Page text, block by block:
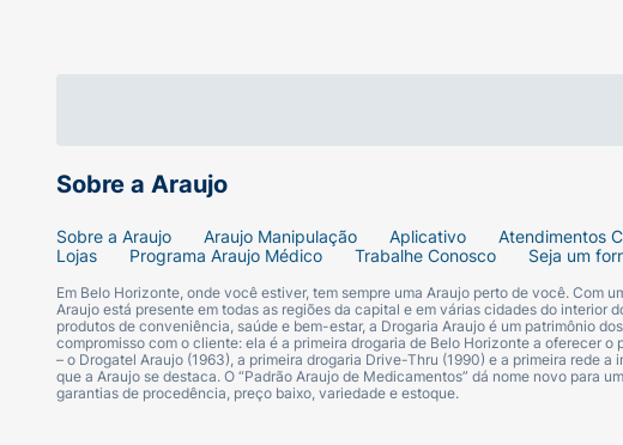
Sobre a Araujo
Sobre a Araujo Araujo Manipulação Aplicativo Atendimentos
Lojas
Programa Araujo Médico Trabalhe Conosco Seja um
Em Belo Horizonte, onde você estiver, tem sempre uma Araujo perto de você. Com
Araujo está presente em todas as regiões da capital e em várias cidades do interior
produtos de conveniência, saúde e bem-estar, a Drogaria Araujo é um patrimônio
compromisso com o cliente: ela é a primeira drogaria de Belo Horizonte a oferecer
– o Drogatel Araujo (1963), a primeira drogaria Drive-Thru (1990) e a primeira rede
que a Araujo se destaca. O “Padrão Araujo de Medicamentos” dá nome novo para
garantias de procedência, preço baixo, variedade e estoque.